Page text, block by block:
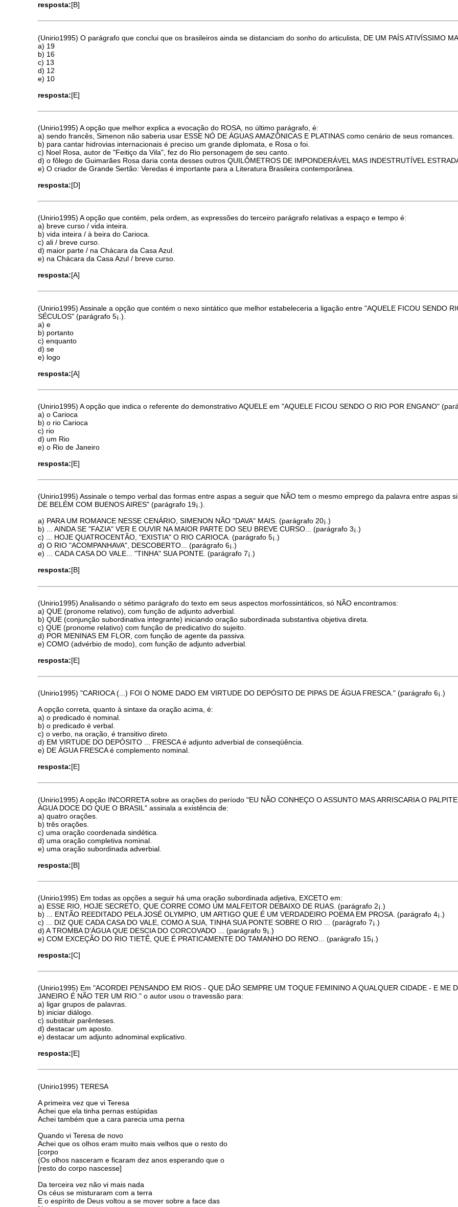
resposta:[B]
(Unirio1995) O parágrafo que conclui que os brasileiros ainda se distanciam do sonho do articulista, DE UM PAÍS ATIVÍSSIMO
a) 19
b) 16
c) 13
d) 12
e) 10
resposta:[E]
(Unirio1995) A opção que melhor explica a evocação do ROSA, no último parágrafo, é:
a) sendo francês, Simenon não saberia usar ESSE NÓ DE ÁGUAS AMAZÔNICAS E PLATINAS como cenário de seus romances.
b) para cantar hidrovias internacionais é preciso um grande diplomata, e Rosa o foi.
c) Noel Rosa, autor de "Feitiço da Vila", fez do Rio personagem de seu canto.
d) o fôlego de Guimarães Rosa daria conta desses outros QUILÔMETROS DE IMPONDERÁVEL MAS INDESTRUTÍVEL
e) O criador de Grande Sertão: Veredas é importante para a Literatura Brasileira contemporânea.
resposta:[D]
(Unirio1995) A opção que contém, pela ordem, as expressões do terceiro parágrafo relativas a espaço e tempo é:
a) breve curso / vida inteira.
b) vida inteira / à beira do Carioca.
c) ali / breve curso.
d) maior parte / na Chácara da Casa Azul.
e) na Chácara da Casa Azul / breve curso.
resposta:[A]
(Unirio1995) Assinale a opção que contém o nexo sintático que melhor estabeleceria a ligação entre "AQUELE FICOU SENDO
SÉCULOS" (parágrafo 5¡.).
a) e
b) portanto
c) enquanto
d) se
e) logo
resposta:[A]
(Unirio1995) A opção que indica o referente do demonstrativo AQUELE em "AQUELE FICOU SENDO O RIO POR ENGANO"
a) o Carioca
b) o rio Carioca
c) rio
d) um Rio
e) o Rio de Janeiro
resposta:[E]
(Unirio1995) Assinale o tempo verbal das formas entre aspas a seguir que NÃO tem o mesmo emprego da palavra entre aspas
DE BELÉM COM BUENOS AIRES" (parágrafo 19¡.).
a) PARA UM ROMANCE NESSE CENÁRIO, SIMENON NÃO "DAVA" MAIS. (parágrafo 20¡.)
b) ... AINDA SE "FAZIA" VER E OUVIR NA MAIOR PARTE DO SEU BREVE CURSO... (parágrafo 3¡.)
c) ... HOJE QUATROCENTÃO, "EXISTIA" O RIO CARIOCA. (parágrafo 5¡.)
d) O RIO "ACOMPANHAVA", DESCOBERTO... (parágrafo 6¡.)
e) ... CADA CASA DO VALE... "TINHA" SUA PONTE. (parágrafo 7¡.)
resposta:[B]
(Unirio1995) Analisando o sétimo parágrafo do texto em seus aspectos morfossintáticos, só NÃO encontramos:
a) QUE (pronome relativo), com função de adjunto adverbial.
b) QUE (conjunção subordinativa integrante) iniciando oração subordinada substantiva objetiva direta.
c) QUE (pronome relativo) com função de predicativo do sujeito.
d) POR MENINAS EM FLOR, com função de agente da passiva.
e) COMO (advérbio de modo), com função de adjunto adverbial.
resposta:[E]
(Unirio1995) "CARIOCA (...) FOI O NOME DADO EM VIRTUDE DO DEPÓSITO DE PIPAS DE ÁGUA FRESCA." (parágrafo 6¡.)
A opção correta, quanto à sintaxe da oração acima, é:
a) o predicado é nominal.
b) o predicado é verbal.
c) o verbo, na oração, é transitivo direto.
d) EM VIRTUDE DO DEPÓSITO ... FRESCA é adjunto adverbial de conseqüência.
e) DE ÁGUA FRESCA é complemento nominal.
resposta:[E]
(Unirio1995) A opção INCORRETA sobre as orações do período "EU NÃO CONHEÇO O ASSUNTO MAS ARRISCARIA O
ÁGUA DOCE DO QUE O BRASIL" assinala a existência de:
a) quatro orações.
b) três orações.
c) uma oração coordenada sindética.
d) uma oração completiva nominal.
e) uma oração subordinada adverbial.
resposta:[B]
(Unirio1995) Em todas as opções a seguir há uma oração subordinada adjetiva, EXCETO em:
a) ESSE RIO, HOJE SECRETO, QUE CORRE COMO UM MALFEITOR DEBAIXO DE RUAS. (parágrafo 2¡.)
b) ... ENTÃO REEDITADO PELA JOSÉ OLYMPIO, UM ARTIGO QUE É UM VERDADEIRO POEMA EM PROSA. (parágrafo 4¡.)
c) ... DIZ QUE CADA CASA DO VALE, COMO A SUA, TINHA SUA PONTE SOBRE O RIO ... (parágrafo 7¡.)
d) A TROMBA D'ÁGUA QUE DESCIA DO CORCOVADO ... (parágrafo 9¡.)
e) COM EXCEÇÃO DO RIO TIETÊ, QUE É PRATICAMENTE DO TAMANHO DO RENO... (parágrafo 15¡.)
resposta:[C]
(Unirio1995) Em "ACORDEI PENSANDO EM RIOS - QUE DÃO SEMPRE UM TOQUE FEMININO A QUALQUER CIDADE - E ME
JANEIRO É NÃO TER UM RIO." o autor usou o travessão para:
a) ligar grupos de palavras.
b) iniciar diálogo.
c) substituir parênteses.
d) destacar um aposto.
e) destacar um adjunto adnominal explicativo.
resposta:[E]
(Unirio1995) TERESA
A primeira vez que vi Teresa
Achei que ela tinha pernas estúpidas
Achei também que a cara parecia uma perna
Quando vi Teresa de novo
Achei que os olhos eram muito mais velhos que o resto do
[corpo
(Os olhos nasceram e ficaram dez anos esperando que o
[resto do corpo nascesse]
Da terceira vez não vi mais nada
Os céus se misturaram com a terra
E o espírito de Deus voltou a se mover sobre a face das